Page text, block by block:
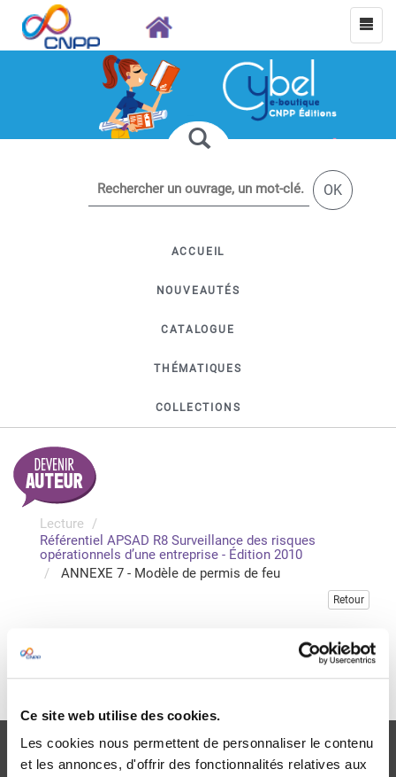
Ce site web utilise des cookies.
Les cookies nous permettent de personnaliser le contenu
et les annonces, d'offrir des fonctionnalités relatives aux
OK
ACCUEIL
NOUVEAUTÉS
CATALOGUE
THÉMATIQUES
COLLECTIONS
Lecture
Référentiel APSAD R8 Surveillance des risques
opérationnels d’une entreprise - Édition 2010
ANNEXE 7 - Modèle de permis de feu
Retour
Veuillez vous connecter pour accéder à cette publication
Je me connecte